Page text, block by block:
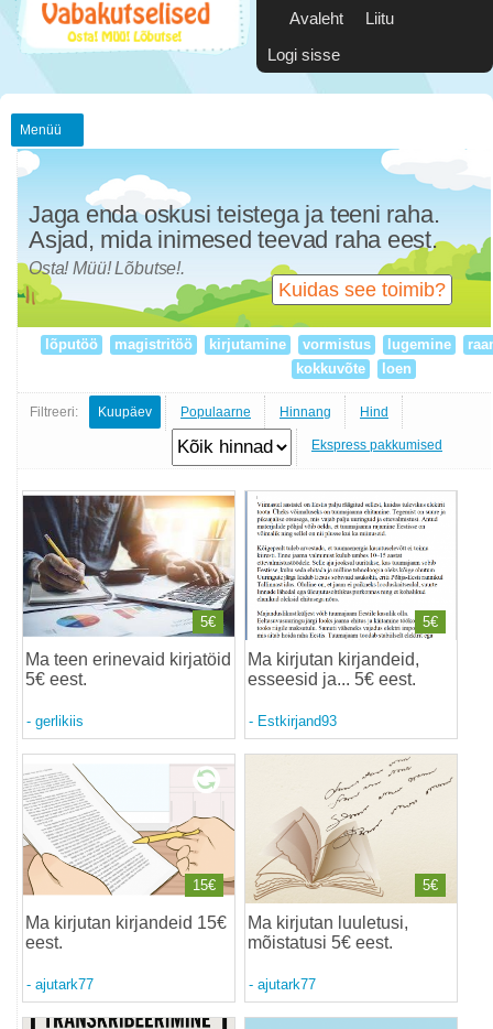
Avaleht
Liitu
Logi sisse
Menüü
Kuidas see toimib?
Jaga enda oskusi teistega ja teeni raha.
Asjad, mida inimesed teevad raha eest.
Osta! Müü! Lõbutse!.
lõputöö magistritöö kirjutamine vormistus lugemine
kokkuvõte
loen
Filtreeri: Kuupäev Populaarne Hinnang Hind
Ekspress pakkumised
Ma teen erinevaid kirjatöid
5€ eest.
- gerlikiis
5€
Ma kirjutan kirjandeid,
esseesid ja... 5€ eest.
- Estkirjand93
5€
Ma kirjutan kirjandeid 15€
eest.
- ajutark77
15€
Ma kirjutan luuletusi,
mõistatusi 5€ eest.
- ajutark77
5€